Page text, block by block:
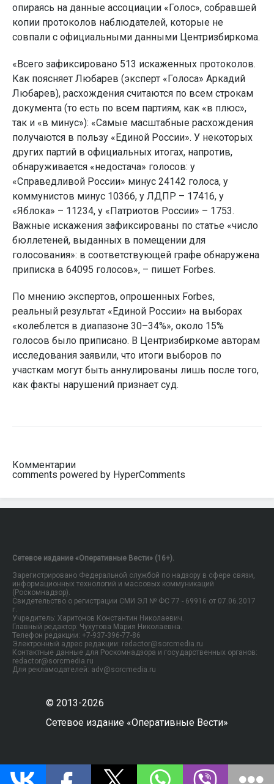
опираясь на данные ассоциации «Голос», собравшей
копии протоколов наблюдателей, которые не
совпали с официальными данными Центризбиркома.
«Всего зафиксировано 513 искаженных протоколов.
Как поясняет Любарев (эксперт «Голоса» Аркадий
Любарев), расхождения считаются по всем строкам
документа (то есть по всем партиям, как «в плюс»,
так и «в минус»): «Самые масштабные расхождения
получаются в пользу «Единой России». У некоторых
других партий в официальных итогах, напротив,
обнаруживается «недостача» голосов: у
«Справедливой России» минус 24142 голоса, у
коммунистов минус 10366, у ЛДПР – 17416, у
«Яблока» – 11234, у «Патриотов России» – 1753.
Важные искажения зафиксированы по статье «число
бюллетеней, выданных в помещении для
голосования»: в соответствующей графе обнаружена
приписка в 64095 голосов», – пишет Forbes.
По мнению экспертов, опрошенных Forbes,
реальный результат «Единой России» на выборах
«колеблется в диапазоне 30–34%», около 15%
голосов было приписано. В Центризбиркоме авторам
исследования заявили, что итоги выборов по
участкам могут быть аннулированы лишь после того,
как факты нарушений признает суд.
Комментарии
comments powered by HyperComments
Сетевое издание «Оперативные Вести» (16+).
Зарегистрировано Федеральной службой по надзору в сфере связи,
информационных технологий и массовых коммуникаций
(Роскомнадзор).
Свидетельство о регистрации СМИ ЭЛ № ФС 77 - 69916 от 07.06.2017
г.
Учредитель: Харитонов Константин Николаевич.
Главный редактор: Чухутова Мария Николаевна.
Телефон редакции: +7-937-396-77-86
Электронный адрес редакции: redactor@sorcmedia.ru
Контактные данные для Роскомнадзора и государственных органов:
redactor@sorcmedia.ru
Для рекламодателей: adv@sorcmedia.ru
© 2013-2026
Сетевое издание «Оперативные Вести»